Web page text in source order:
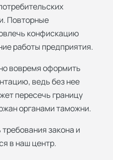
Повторные
конфискацию
работы предприятия.
вовремя оформить
ведь без нее
пересечь границу
органами таможни.
закона и
в наш центр.